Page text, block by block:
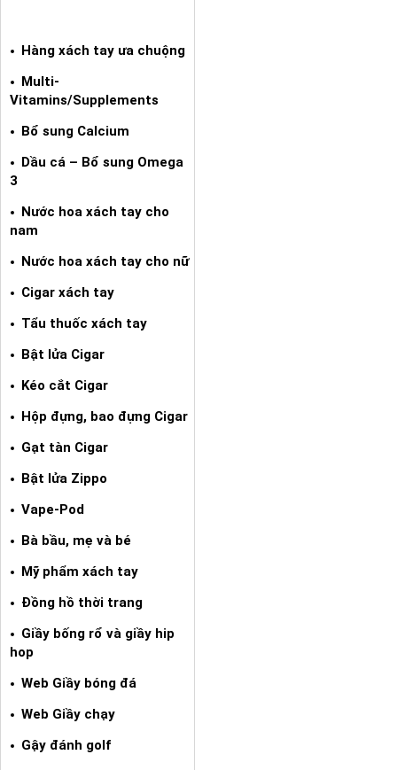
Hàng xách tay ưa chuộng
Multi-
Vitamins/Supplements
Bổ sung Calcium
Dầu cá – Bổ sung Omega
3
Nước hoa xách tay cho
nam
Nước hoa xách tay cho nữ
Cigar xách tay
Tẩu thuốc xách tay
Bật lửa Cigar
Kéo cắt Cigar
Hộp đựng, bao đựng Cigar
Gạt tàn Cigar
Bật lửa Zippo
Vape-Pod
Bà bầu, mẹ và bé
Mỹ phẩm xách tay
Đồng hồ thời trang
Giầy bống rổ và giầy hip
hop
Web Giầy bóng đá
Web Giầy chạy
Gậy đánh golf